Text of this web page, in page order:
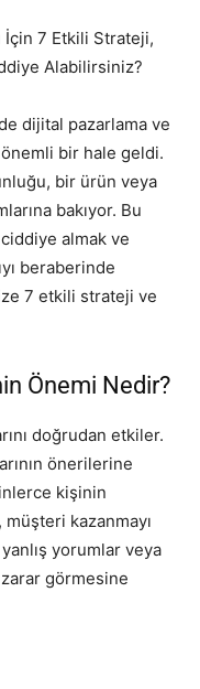
İçin 7 Etkili Strateji,
Alabilirsiniz?
dijital pazarlama ve
bir hale geldi.
bir ürün veya
bakıyor. Bu
almak ve
beraberinde
7 etkili strateji ve
Önemi Nedir?
doğrudan etkiler.
önerilerine
kişinin
kazanmayı
yorumlar veya
görmesine